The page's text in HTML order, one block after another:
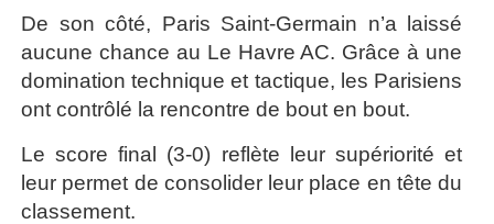
De son côté, Paris Saint-Germain n’a laissé
aucune chance au Le Havre AC. Grâce à une
domination technique et tactique, les Parisiens
ont contrôlé la rencontre de bout en bout.
Le score final (3-0) reflète leur supériorité et
leur permet de consolider leur place en tête du
classement.